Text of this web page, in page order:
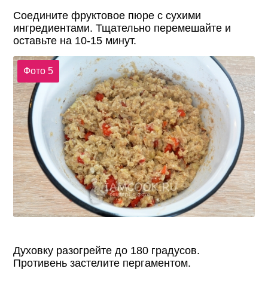
Соедините фруктовое пюре с сухими
ингредиентами. Тщательно перемешайте и
оставьте на 10-15 минут.
Фото 5
Духовку разогрейте до 180 градусов.
Противень застелите пергаментом.